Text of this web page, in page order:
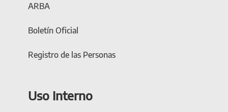
ARBA
Boletín Oficial
Registro de las Personas
Uso Interno